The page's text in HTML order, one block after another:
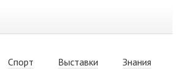
Спорт Выставки Знания